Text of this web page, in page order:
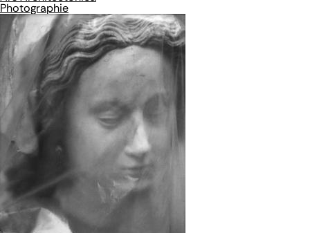
Photographie